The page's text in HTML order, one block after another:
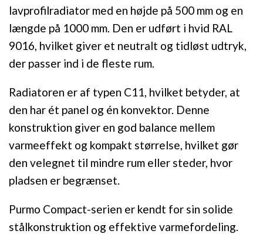
lavprofilradiator med en højde på 500 mm og en
længde på 1000 mm. Den er udført i hvid RAL
9016, hvilket giver et neutralt og tidløst udtryk,
der passer ind i de fleste rum.
Radiatoren er af typen C11, hvilket betyder, at
den har ét panel og én konvektor. Denne
konstruktion giver en god balance mellem
varmeeffekt og kompakt størrelse, hvilket gør
den velegnet til mindre rum eller steder, hvor
pladsen er begrænset.
Purmo Compact-serien er kendt for sin solide
stålkonstruktion og effektive varmefordeling.